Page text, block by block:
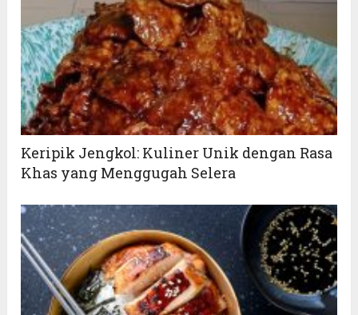
Keripik Jengkol: Kuliner Unik dengan Rasa
Khas yang Menggugah Selera